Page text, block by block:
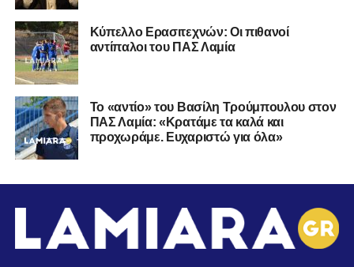
Κύπελλο Ερασιτεχνών: Οι πιθανοί
αντίπαλοι του ΠΑΣ Λαμία
Το «αντίο» του Βασίλη Τρούμπουλου στον
ΠΑΣ Λαμία: «Κρατάμε τα καλά και
προχωράμε. Ευχαριστώ για όλα»